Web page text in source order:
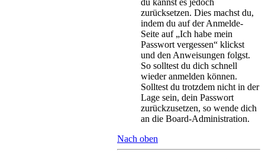
du kannst es jedoch
zurücksetzen. Dies machst du,
indem du auf der Anmelde-
Seite auf „Ich habe mein
Passwort vergessen“ klickst
und den Anweisungen folgst.
So solltest du dich schnell
wieder anmelden können.
Solltest du trotzdem nicht in der
Lage sein, dein Passwort
zurückzusetzen, so wende dich
an die Board-Administration.
Nach oben